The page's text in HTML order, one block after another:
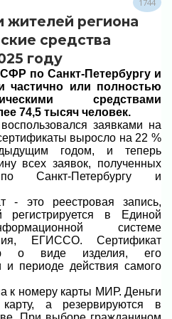
1744
жителей региона
средства
году
по Санкт-Петербургу и
частично или полностью
средствами
74,5 тысяч человек.
заявками на
выросло на 22 %
годом, и теперь
всех заявок, полученных
Санкт-Петербургу и
- это реестровая запись,
в Единой
системе
ЕГИССО. Сертификат
о виде изделия, его
и периоде действия самого
к номеру карты МИР. Деньги
а резервируются в